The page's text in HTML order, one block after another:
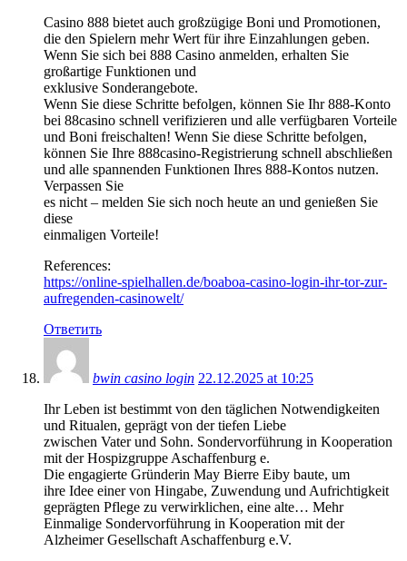
Casino 888 bietet auch großzügige Boni und Promotionen,
die den Spielern mehr Wert für ihre Einzahlungen geben.
Wenn Sie sich bei 888 Casino anmelden, erhalten Sie
großartige Funktionen und
exklusive Sonderangebote.
Wenn Sie diese Schritte befolgen, können Sie Ihr 888-Konto
bei 88casino schnell verifizieren und alle verfügbaren Vorteile
und Boni freischalten! Wenn Sie diese Schritte befolgen,
können Sie Ihre 888casino-Registrierung schnell abschließen
und alle spannenden Funktionen Ihres 888-Kontos nutzen.
Verpassen Sie
es nicht – melden Sie sich noch heute an und genießen Sie
diese
einmaligen Vorteile!
References:
https://online-spielhallen.de/boaboa-casino-login-ihr-tor-zur-
aufregenden-casinowelt/
Ответить
bwin casino login 22.12.2025 at 10:25
Ihr Leben ist bestimmt von den täglichen Notwendigkeiten
und Ritualen, geprägt von der tiefen Liebe
zwischen Vater und Sohn. Sondervorführung in Kooperation
mit der Hospizgruppe Aschaffenburg e.
Die engagierte Gründerin May Bierre Eiby baute, um
ihre Idee einer von Hingabe, Zuwendung und Aufrichtigkeit
geprägten Pflege zu verwirklichen, eine alte… Mehr
Einmalige Sondervorführung in Kooperation mit der
Alzheimer Gesellschaft Aschaffenburg e.V.